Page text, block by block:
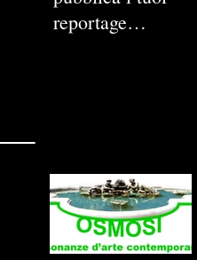
reportage